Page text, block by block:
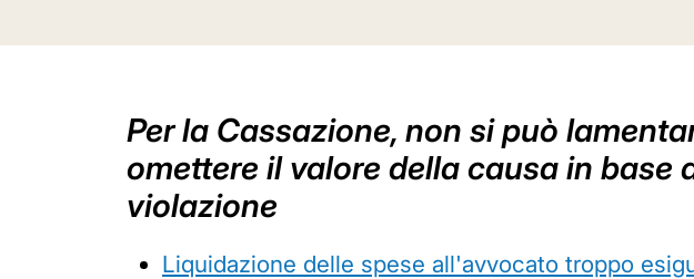
Per la Cassazione, non si può
omettere il valore della causa in
violazione
Liquidazione delle spese all'avvocato troppo